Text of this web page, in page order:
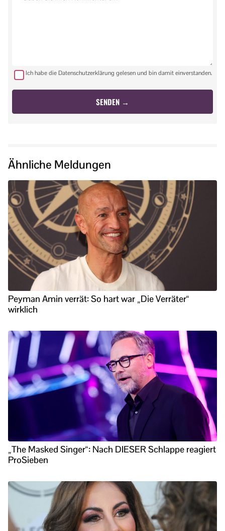
Ich habe die Datenschutzerklärung gelesen und bin damit einverstanden.
Ähnliche Meldungen
Peyman Amin verrät: So hart war „Die Verräter“
wirklich
„The Masked Singer“: Nach DIESER Schlappe reagiert
ProSieben